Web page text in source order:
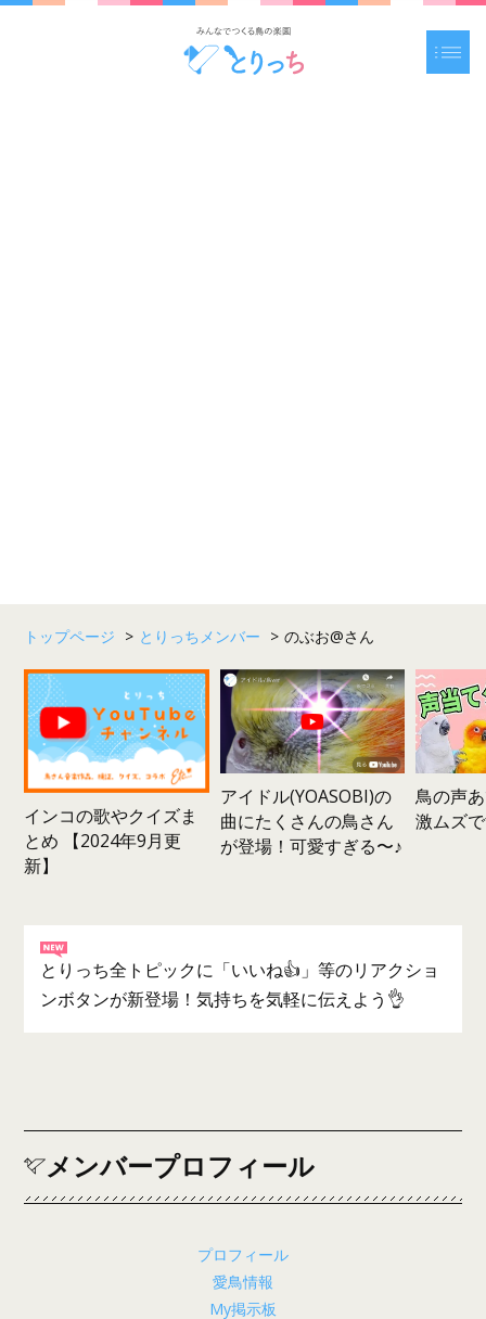
トップページ > とりっちメンバー > のぶお@さん
インコの歌やクイズま
とめ 【2024年9月更
新】
アイドル(YOASOBI)の
曲にたくさんの鳥さん
が登場！可愛すぎる〜♪
鳥の声
激ムズ
とりっち全トピックに「いいね👍」等のリアクショ
ンボタンが新登場！気持ちを気軽に伝えよう👌
メンバープロフィール
プロフィール
愛鳥情報
My掲示板